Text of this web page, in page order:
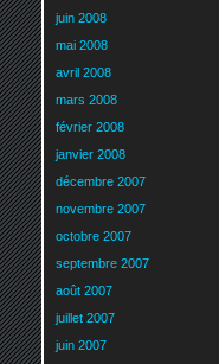
juin 2008
mai 2008
avril 2008
mars 2008
février 2008
janvier 2008
décembre 2007
novembre 2007
octobre 2007
septembre 2007
août 2007
juillet 2007
juin 2007